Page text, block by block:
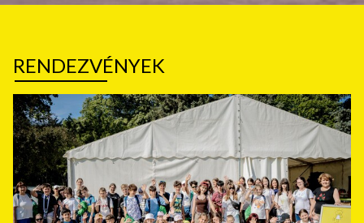
RENDEZVÉNYEK